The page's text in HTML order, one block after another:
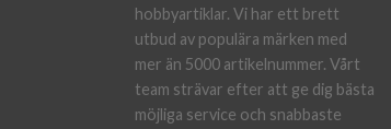
hobbyartiklar. Vi har ett brett
utbud av populära märken med
mer än 5000 artikelnummer. Vårt
team strävar efter att ge dig bästa
möjliga service och snabbaste